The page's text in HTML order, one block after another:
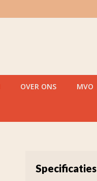
OVER ONS MVO
Specificaties